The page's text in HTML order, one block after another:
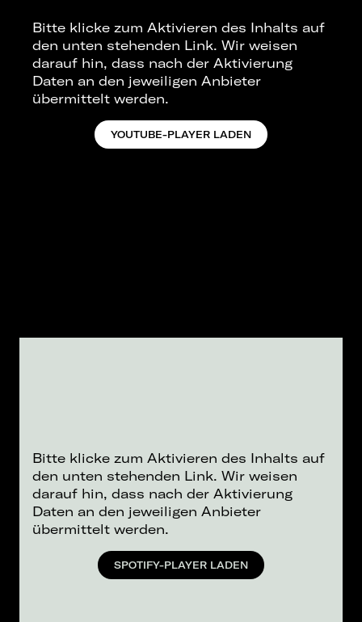
Bitte klicke zum Aktivieren des Inhalts auf
den unten stehenden Link. Wir weisen
darauf hin, dass nach der Aktivierung
Daten an den jeweiligen Anbieter
übermittelt werden.
YOUTUBE-PLAYER LADEN
Bitte klicke zum Aktivieren des Inhalts auf
den unten stehenden Link. Wir weisen
darauf hin, dass nach der Aktivierung
Daten an den jeweiligen Anbieter
übermittelt werden.
SPOTIFY-PLAYER LADEN